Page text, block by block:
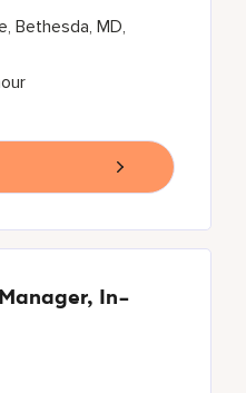
Bethesda, MD,
In-